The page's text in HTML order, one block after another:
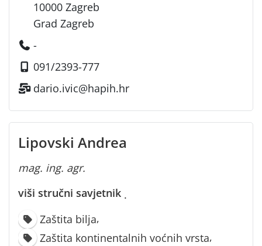
10000 Zagreb
Grad Zagreb
-
091/2393-777
dario.ivic@hapih.hr
Lipovski Andrea
mag. ing. agr.
viši stručni savjetnik ·
Zaštita bilja,
Zaštita kontinentalnih voćnih vrsta,